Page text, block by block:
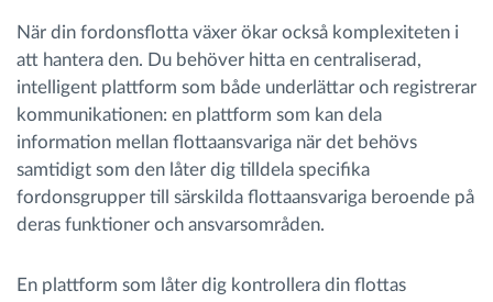
När din fordonsflotta växer ökar också komplexiteten i
att hantera den. Du behöver hitta en centraliserad,
intelligent plattform som både underlättar och registrerar
kommunikationen: en plattform som kan dela
information mellan flottaansvariga när det behövs
samtidigt som den låter dig tilldela specifika
fordonsgrupper till särskilda flottaansvariga beroende på
deras funktioner och ansvarsområden.
En plattform som låter dig kontrollera din flottas